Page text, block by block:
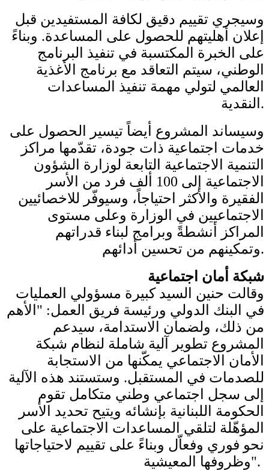
وسيجري تقييم دقيق لكافة المستفيدين قبل
إعلان أهليتهم للحصول على المساعدة. وبناءً
على الخبرة المكتسبة في تنفيذ البرنامج
الوطني، سيتم التعاقد مع برنامج الأغذية
العالمي لتولي مهمة تنفيذ المساعدات
النقدية.
وسيساند المشروع أيضاً تيسير الحصول على
خدمات اجتماعية ذات جودة، تقدّمها مراكز
التنمية الاجتماعية التابعة لوزارة الشؤون
الاجتماعية إلى 100 ألف فرد من الأسر
الفقيرة والأكثر احتياجاً، وسيوفّر للاخصائيين
الاجتماعيين في الوزارة وعلى مستوى
المراكز أنشطةً وبرامج لبناء قدراتهم
وتمكينهم من تحسين أدائهم.
شبكة أمان اجتماعية
وقالت حنين السيد كبيرة مسؤولي العمليات
في البنك الدولي ورئيسة فريق العمل: "الأهم
من ذلك، ولضمان الاستدامة، سيدعم
المشروع تطوير آلية شاملة لنظام شبكة
الأمان الاجتماعي يمكّنها من الاستجابة
للصدمات في المستقبل. وستستند هذه الآلية
إلى سجل اجتماعي وطني متكامل تقوم
الحكومة اللبنانية بإنشائه ويتيح تحديد الأسر
المؤهّلة لتلقي المساعدات الاجتماعية على
نحو فوري وفعاّل وبناءً على تقييم لاحتياجاتها
وظروفها المعيشية".